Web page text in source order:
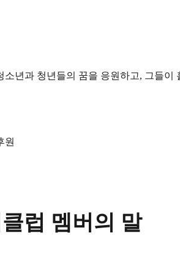
소년과 청년들의 꿈을 응원하고, 그들
원
럽 멤버의 말